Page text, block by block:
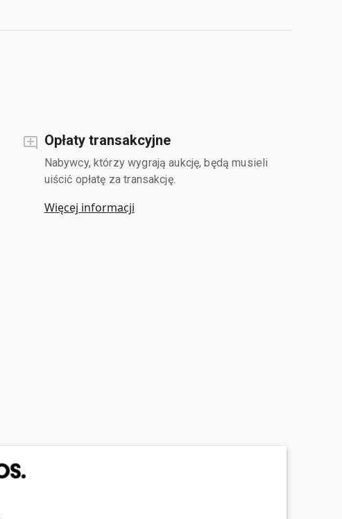
Opłaty transakcyjne
Nabywcy, którzy wygrają aukcję, będą musieli
uiścić opłatę za transakcję.
Więcej informacji